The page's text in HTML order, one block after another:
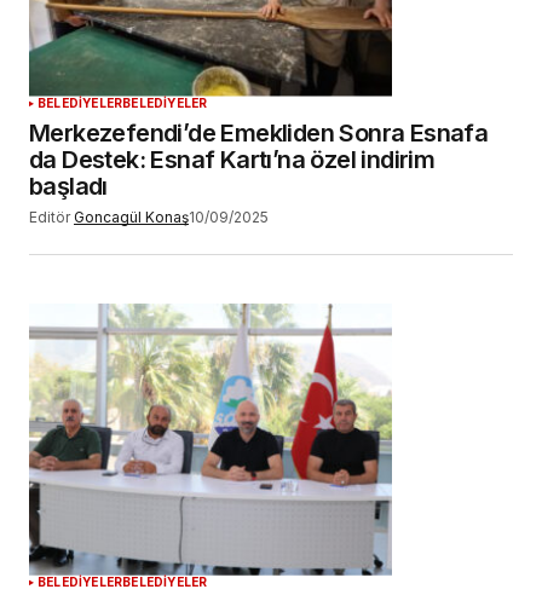
YORUM GÖNDER
BELEDİYELERBELEDİYELER
Merkezefendi’de Emekliden Sonra Esnafa
da Destek: Esnaf Kartı’na özel indirim
başladı
Editör Goncagül Konaş10/09/2025
BELEDİYELERBELEDİYELER